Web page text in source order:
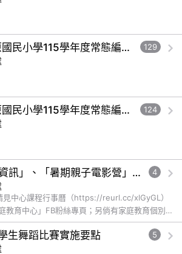
桃園市龍潭區高原國民小學115學年度常態編班暨導師編配作業結果公告-三年級。 129
桃園市龍潭區高原國民小學115學年度常態編班暨導師編配作業結果公告-一年級。 124
「小桃家8月課程資訊」、「暑期親子電影營」、「祖孫樂淘桃」、「愛『原原』不絕-親子共學同樂會」 4
教育中心」FB粉絲專頁；另倘有家庭教育個別
化服務需求，可撥打41281... 觀看完整文章
生舞蹈比賽實施要點 5